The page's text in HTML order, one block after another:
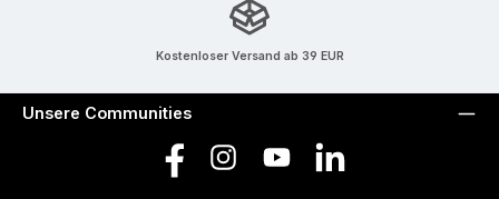
Kostenloser Versand ab 39 EUR
Unsere Communities
Facebook Instagram YouTube LinkedIn